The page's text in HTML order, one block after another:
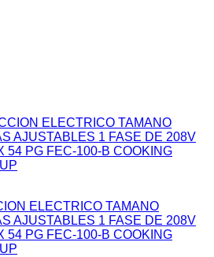
ELECTRICO TAMANO
AJUSTABLES 1 FASE DE 208V
54 PG FEC-100-B COOKING